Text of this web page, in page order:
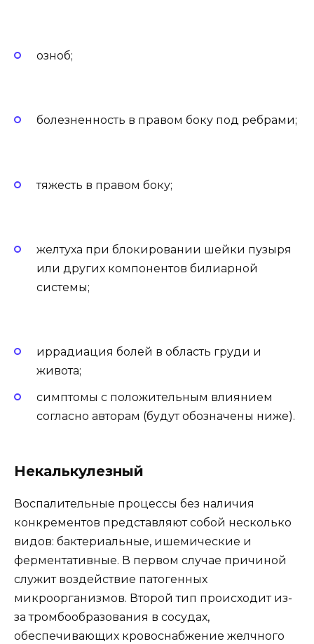
озноб;
болезненность в правом боку под ребрами;
тяжесть в правом боку;
желтуха при блокировании шейки пузыря
или других компонентов билиарной
системы;
иррадиация болей в область груди и
живота;
симптомы с положительным влиянием
согласно авторам (будут обозначены ниже).
Некалькулезный
Воспалительные процессы без наличия
конкрементов представляют собой несколько
видов: бактериальные, ишемические и
ферментативные. В первом случае причиной
служит воздействие патогенных
микроорганизмов. Второй тип происходит из-
за тромбообразования в сосудах,
обеспечивающих кровоснабжение желчного